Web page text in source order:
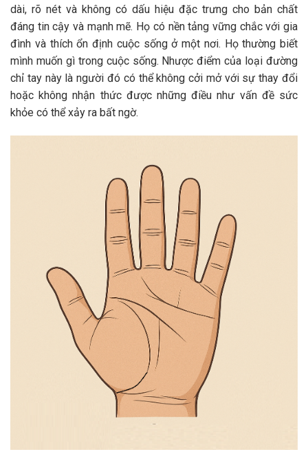
dài, rõ nét và không có dấu hiệu đặc trưng cho bản chất
đáng tin cậy và mạnh mẽ. Họ có nền tảng vững chắc với gia
đình và thích ổn định cuộc sống ở một nơi. Họ thường biết
mình muốn gì trong cuộc sống. Nhược điểm của loại đường
chỉ tay này là người đó có thể không cởi mở với sự thay đổi
hoặc không nhận thức được những điều như vấn đề sức
khỏe có thể xảy ra bất ngờ.